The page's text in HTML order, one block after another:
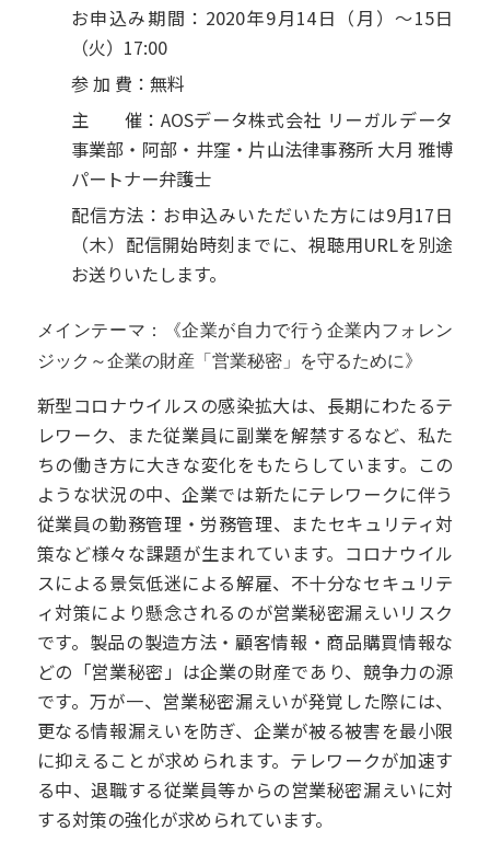
お申込み期間：2020年9月14日（月）～15日
（火）17:00
参 加 費：無料
主
催：AOSデータ株式会社 リーガルデータ
事業部・阿部・井窪・片山法律事務所 大月 雅博
パートナー弁護士
配信方法：お申込みいただいた方には9月17日
（木）配信開始時刻までに、視聴用URLを別途
お送りいたします。
メインテーマ：《企業が自力で行う企業内フォレン
ジック～企業の財産「営業秘密」を守るために》
新型コロナウイルスの感染拡大は、長期にわたるテ
レワーク、また従業員に副業を解禁するなど、私た
ちの働き方に大きな変化をもたらしています。この
ような状況の中、企業では新たにテレワークに伴う
従業員の勤務管理・労務管理、またセキュリティ対
策など様々な課題が生まれています。コロナウイル
スによる景気低迷による解雇、不十分なセキュリテ
ィ対策により懸念されるのが営業秘密漏えいリスク
です。製品の製造方法・顧客情報・商品購買情報な
どの「営業秘密」は企業の財産であり、競争力の源
です。万が一、営業秘密漏えいが発覚した際には、
更なる情報漏えいを防ぎ、企業が被る被害を最小限
に抑えることが求められます。テレワークが加速す
る中、退職する従業員等からの営業秘密漏えいに対
する対策の強化が求められています。